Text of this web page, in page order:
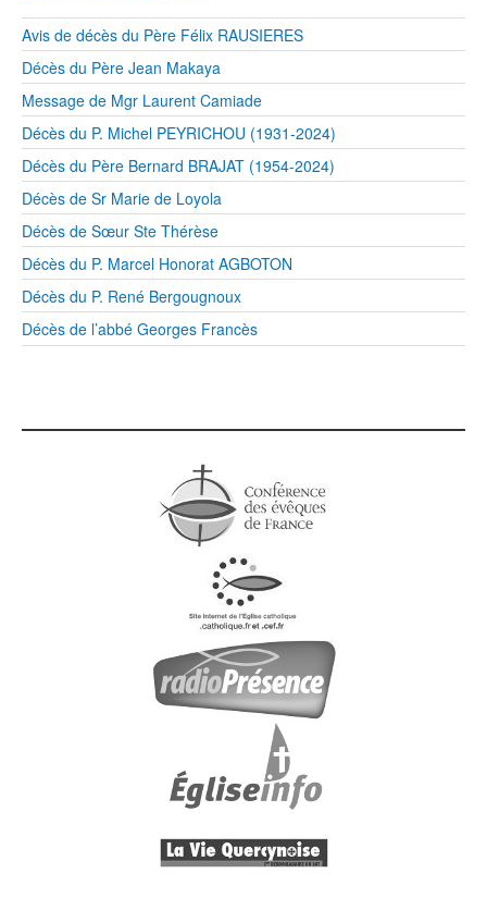
Avis de décès du Père Félix RAUSIERES
Décès du Père Jean Makaya
Message de Mgr Laurent Camiade
Décès du P. Michel PEYRICHOU (1931-2024)
Décès du Père Bernard BRAJAT (1954-2024)
Décès de Sr Marie de Loyola
Décès de Sœur Ste Thérèse
Décès du P. Marcel Honorat AGBOTON
Décès du P. René Bergougnoux
Décès de l’abbé Georges Francès